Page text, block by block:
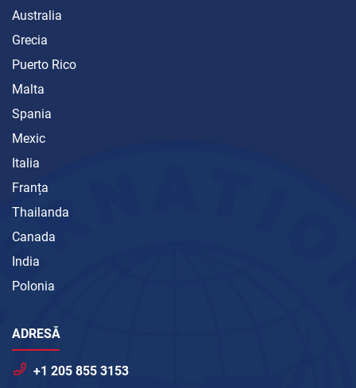
Australia
Grecia
Puerto Rico
Malta
Spania
Mexic
Italia
Franța
Thailanda
Canada
India
Polonia
ADRESĂ
+1 205 855 3153